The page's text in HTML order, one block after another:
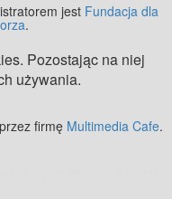
jest Fundacja dla
.
Pozostając na niej
używania.
firmę Multimedia Cafe.